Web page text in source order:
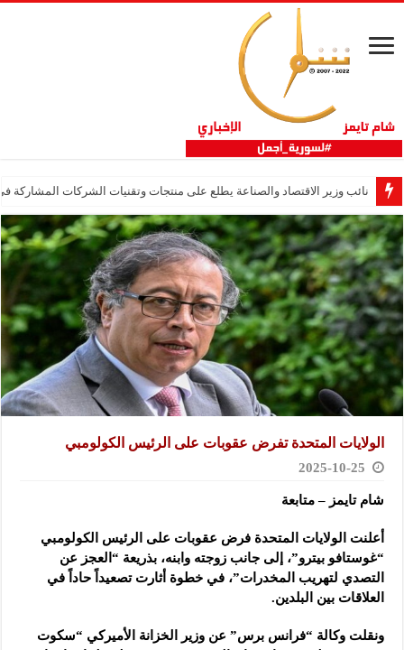
نائب وزير الاقتصاد والصناعة يطلع على منتجات وتقنيات الشركات المشاركة في
الولايات المتحدة تفرض عقوبات على الرئيس الكولومبي
2025-10-25
شام تايمز – متابعة
أعلنت الولايات المتحدة فرض عقوبات على الرئيس الكولومبي
“غوستافو بيترو”، إلى جانب زوجته وابنه، بذريعة “العجز عن
التصدي لتهريب المخدرات”، في خطوة أثارت تصعيداً حاداً في
العلاقات بين البلدين.
ونقلت وكالة “فرانس برس” عن وزير الخزانة الأميركي “سكوت